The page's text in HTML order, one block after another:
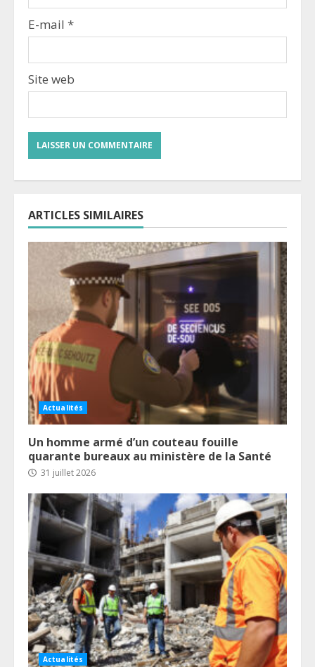
E-mail *
Site web
ARTICLES SIMILAIRES
Actualités
Un homme armé d’un couteau fouille
quarante bureaux au ministère de la Santé
31 juillet 2026
Actualités